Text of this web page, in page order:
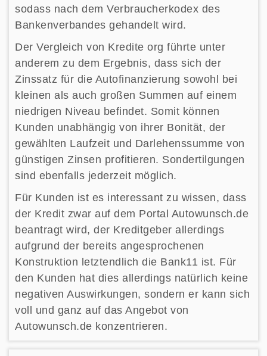
sodass nach dem Verbraucherkodex des
Bankenverbandes gehandelt wird.
Der Vergleich von Kredite org führte unter
anderem zu dem Ergebnis, dass sich der
Zinssatz für die Autofinanzierung sowohl bei
kleinen als auch großen Summen auf einem
niedrigen Niveau befindet. Somit können
Kunden unabhängig von ihrer Bonität, der
gewählten Laufzeit und Darlehenssumme von
günstigen Zinsen profitieren. Sondertilgungen
sind ebenfalls jederzeit möglich.
Für Kunden ist es interessant zu wissen, dass
der Kredit zwar auf dem Portal Autowunsch.de
beantragt wird, der Kreditgeber allerdings
aufgrund der bereits angesprochenen
Konstruktion letztendlich die Bank11 ist. Für
den Kunden hat dies allerdings natürlich keine
negativen Auswirkungen, sondern er kann sich
voll und ganz auf das Angebot von
Autowunsch.de konzentrieren.